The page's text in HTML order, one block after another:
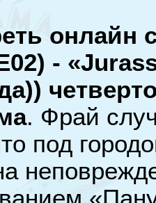
онлайн
-
. Фрай
под